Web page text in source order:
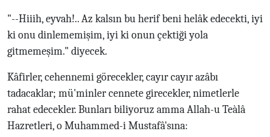
"--Hiiih, eyvah!.. Az kalsın bu herif beni helâk edecekti, iyi
ki onu dinlememişim, iyi ki onun çektiği yola
gitmemeşim." diyecek.
Kâfirler, cehennemi görecekler, cayır cayır azâbı
tadacaklar; mü'minler cennete girecekler, nimetlerle
rahat edecekler. Bunları biliyoruz amma Allah-u Teàlâ
Hazretleri, o Muhammed-i Mustafâ'sına: